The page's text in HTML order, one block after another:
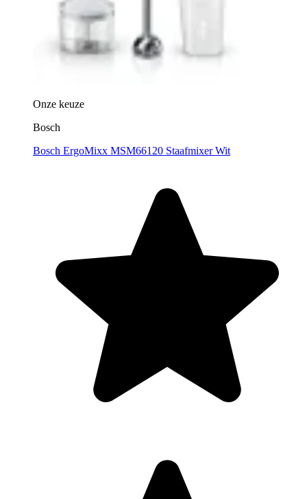
Onze keuze
Bosch
Bosch ErgoMixx MSM66120 Staafmixer Wit